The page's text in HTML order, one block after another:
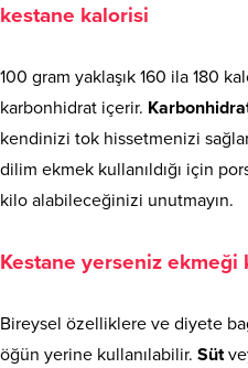
kestane kalorisi
100 gram yaklaşık 160 ila 180
karbonhidrat içerir.
kendinizi tok hissetmenizi
dilim ekmek kullanıldığı için
kilo alabileceğinizi unutmayın.
Kestane yerseniz ekmeği
Bireysel özelliklere ve diyete
öğün yerine kullanılabilir. Süt